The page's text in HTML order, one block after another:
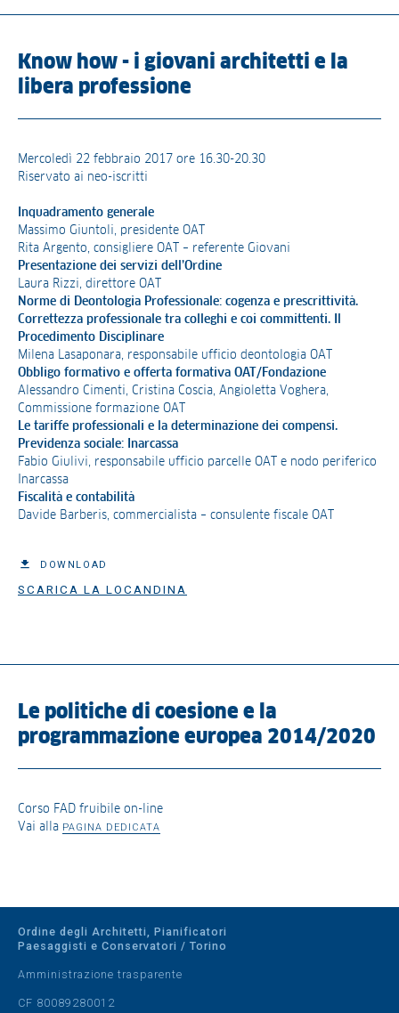
Know how - i giovani architetti e la
libera professione
Mercoledì 22 febbraio 2017 ore 16.30-20.30
Riservato ai neo-iscritti
Inquadramento generale
Massimo Giuntoli, presidente OAT
Rita Argento, consigliere OAT – referente Giovani
Presentazione dei servizi dell’Ordine
Laura Rizzi, direttore OAT
Norme di Deontologia Professionale: cogenza e prescrittività.
Correttezza professionale tra colleghi e coi committenti. Il
Procedimento Disciplinare
Milena Lasaponara, responsabile ufficio deontologia OAT
Obbligo formativo e offerta formativa OAT/Fondazione
Alessandro Cimenti, Cristina Coscia, Angioletta Voghera,
Commissione formazione OAT
Le tariffe professionali e la determinazione dei compensi.
Previdenza sociale: Inarcassa
Fabio Giulivi, responsabile ufficio parcelle OAT e nodo periferico
Inarcassa
Fiscalità e contabilità
Davide Barberis, commercialista – consulente fiscale OAT
DOWNLOAD
SCARICA LA LOCANDINA
Le politiche di coesione e la
programmazione europea 2014/2020
Corso FAD fruibile on-line
Vai alla PAGINA DEDICATA
Ordine degli Architetti, Pianificatori
Paesaggisti e Conservatori / Torino
Amministrazione trasparente
CF 80089280012